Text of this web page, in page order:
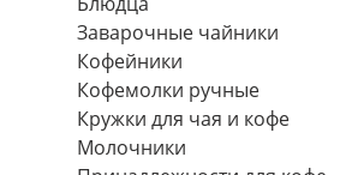
Заварочные чайники
Кофейники
Кофемолки ручные
Кружки для чая и кофе
Молочники